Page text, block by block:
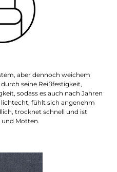
aber dennoch weichem
seine Reißfestigkeit,
sodass es auch nach Jahren
fühlt sich angenehm
trocknet schnell und ist
Motten.